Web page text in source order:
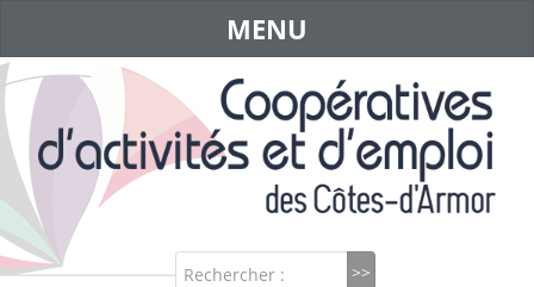
Rechercher :
MENU